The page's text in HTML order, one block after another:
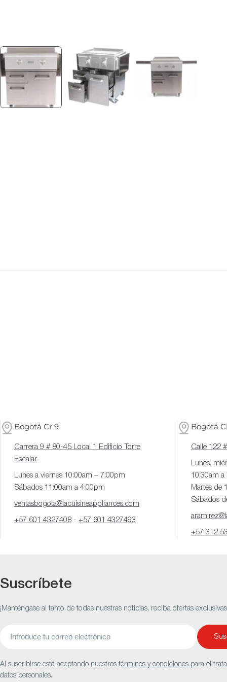
Bogotá Cr 9
Carrera 9 # 80-45 Local 1 Edificio Torre
Escalar
Lunes a viernes 10:00am – 7:00pm
Sábados 11:00am a 4:00pm
ventasbogota@lacuisineappliances.com
+57 601 4327408 - +57 601 4327493
Bogotá
Calle 122
Lunes,
10:30am a
Martes de
Sábados
+57 312
Suscríbete
¡Manténgase al tanto de todas nuestras noticias, reciba ofertas
Al suscribirse está aceptando nuestrostérminos y condiciones para el
datos personales.